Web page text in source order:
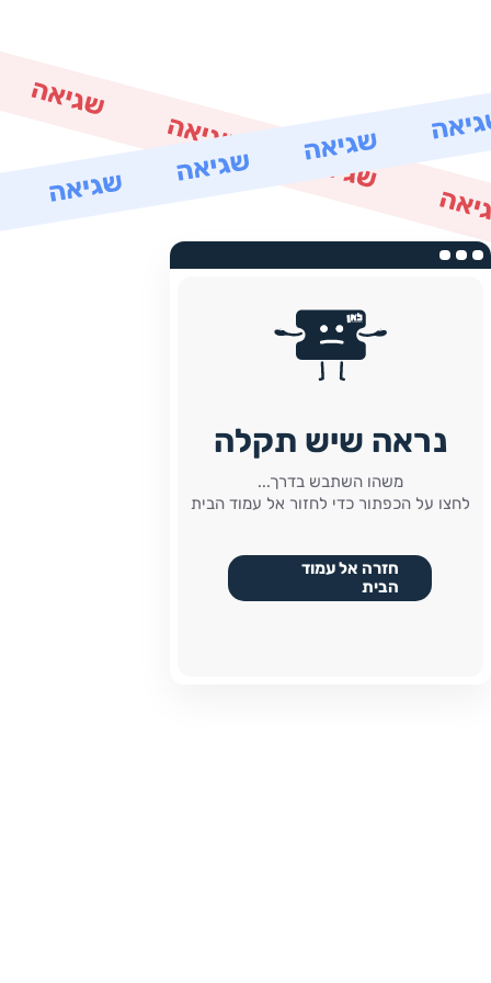
נראה שיש תקלה
משהו השתבש בדרך...
לחצו על הכפתור כדי לחזור אל עמוד הבית
חזרה אל עמוד
הבית